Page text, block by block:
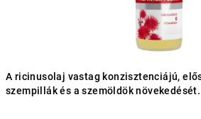
A ricinusolaj vastag konzisztenciájú,
szempillák és a szemöldök növekedését.